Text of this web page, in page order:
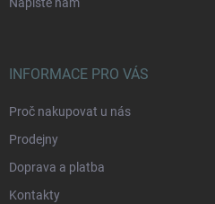
Napište nám
INFORMACE PRO VÁS
Proč nakupovat u nás
Prodejny
Doprava a platba
Kontakty